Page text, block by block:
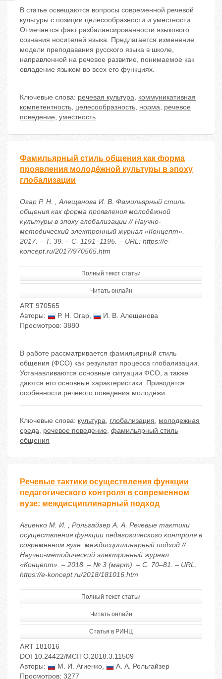
В статье освещаются вопросы современной речевой
культуры с позиции целесообразности и уместности.
Отмечается факт разбалансированности языкового
сознания носителей языка. Предлагается изменение
модели преподавания русского языка в школе,
направленной на речевое развитие, понимаемое как
овладение языком во всех его функциях.
Ключевые слова: речевая культура, коммуникативная
компетентность, целесообразность, норма, речевое
поведение, уместность
Фамильярный стиль общения как форма
проявления молодёжной культуры в эпоху
глобализации
Огар Р. Н. , Алещанова И. В. Фамильярный стиль
общения как форма проявления молодёжной
культуры в эпоху глобализации // Научно-
методический электронный журнал «Концепт». –
2017. – Т. 39. – С. 1191–1195. – URL: https://e-
koncept.ru/2017/970565.htm
Полный текст статьи
Читать онлайн
ART 970565
Авторы:
Р. Н. Огар,
И. В. Алещанова
Просмотров: 3880
В работе рассматривается фамильярный стиль
общения (ФСО) как результат процесса глобализации.
Устанавливаются основные ситуации ФСО, а также
даются его основные характеристики. Приводятся
особенности речевого поведения молодёжи.
Ключевые слова: культура, глобализация, молодежная
среда, речевое поведение, фамильярный стиль
общения
Речевые тактики осуществления функции
педагогического контроля в современном
вузе: междисциплинарный подход
Агиенко М. И. , Рольгайзер А. А. Речевые тактики
осуществления функции педагогического контроля в
современном вузе: междисциплинарный подход //
Научно-методический электронный журнал
«Концепт». – 2018. – № 3 (март). – С. 70–81. – URL:
https://e-koncept.ru/2018/181016.htm
Полный текст статьи
Читать онлайн
Статья в РИНЦ
ART 181016
DOI 10.24422/MCITO.2018.3.11509
Авторы:
М. И. Агиенко,
А. А. Рольгайзер
Просмотров: 3277